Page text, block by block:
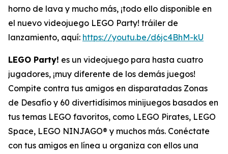
horno de lava y mucho más, ¡todo ello disponible en
el nuevo videojuego LEGO Party! tráiler de
lanzamiento, aquí: https://youtu.be/d6jc4BhM-kU
LEGO Party! es un videojuego para hasta cuatro
jugadores, ¡muy diferente de los demás juegos!
Compite contra tus amigos en disparatadas Zonas
de Desafío y 60 divertidísimos minijuegos basados en
tus temas LEGO favoritos, como LEGO Pirates, LEGO
Space, LEGO NINJAGO® y muchos más. Conéctate
con tus amigos en línea u organiza con ellos una